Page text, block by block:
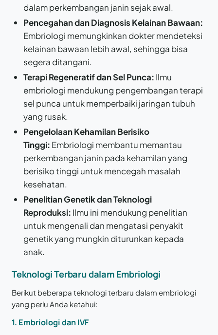
dalam perkembangan janin sejak awal.
Pencegahan dan Diagnosis Kelainan Bawaan:
Embriologi memungkinkan dokter mendeteksi
kelainan bawaan lebih awal, sehingga bisa
segera ditangani.
Terapi Regeneratif dan Sel Punca: Ilmu
embriologi mendukung pengembangan terapi
sel punca untuk memperbaiki jaringan tubuh
yang rusak.
Pengelolaan Kehamilan Berisiko
Tinggi: Embriologi membantu memantau
perkembangan janin pada kehamilan yang
berisiko tinggi untuk mencegah masalah
kesehatan.
Penelitian Genetik dan Teknologi
Reproduksi: Ilmu ini mendukung penelitian
untuk mengenali dan mengatasi penyakit
genetik yang mungkin diturunkan kepada
anak.
Teknologi Terbaru dalam Embriologi
Berikut beberapa teknologi terbaru dalam embriologi
yang perlu Anda ketahui:
1. Embriologi dan IVF